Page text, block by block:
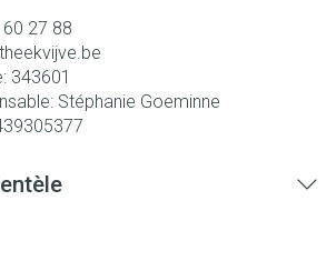
27 88
343601
Stéphanie Goeminne